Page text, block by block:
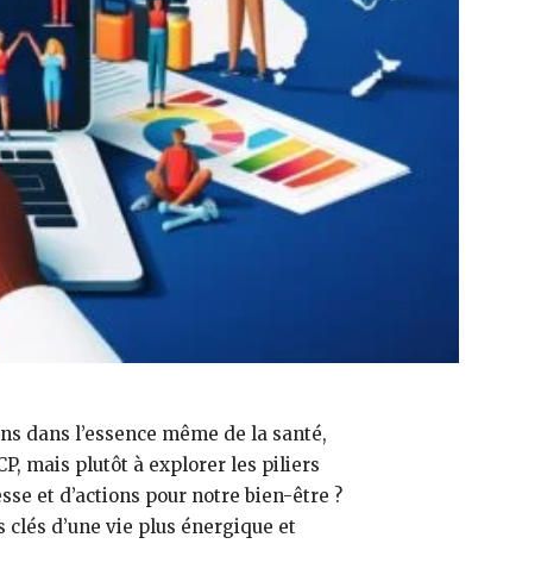
dans l’essence même de la santé,
mais plutôt à explorer les piliers
et d’actions pour notre bien-être ?
d’une vie plus énergique et